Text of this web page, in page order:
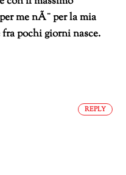
me nÃ¨ per la mia
pochi giorni nasce.
REPLY